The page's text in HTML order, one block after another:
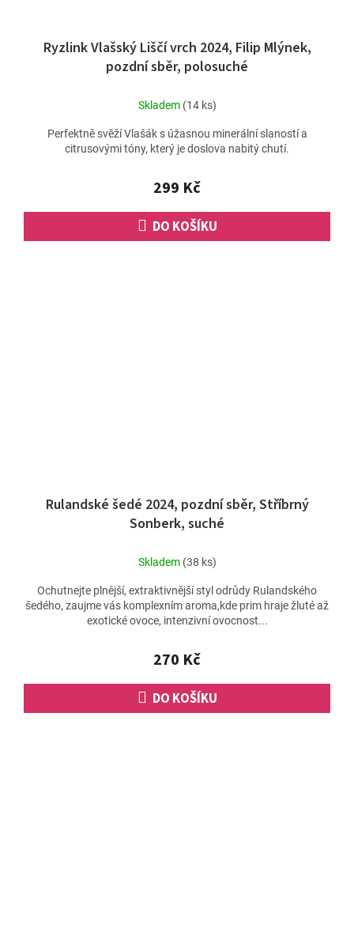
Ryzlink Vlašský Liščí vrch 2024, Filip Mlýnek,
pozdní sběr, polosuché
Skladem (14 ks)
299 Kč
DO KOŠÍKU
Perfektně svěží Vlašák s úžasnou minerální slaností a
citrusovými tóny, který je doslova nabitý chutí.
Rulandské šedé 2024, pozdní sběr, Stříbrný
Sonberk, suché
Skladem (38 ks)
270 Kč
DO KOŠÍKU
Ochutnejte plnější, extraktivnější styl odrůdy Rulandského
šedého, zaujme vás komplexním aroma,kde prim hraje žluté až
exotické ovoce, intenzivní ovocnost...